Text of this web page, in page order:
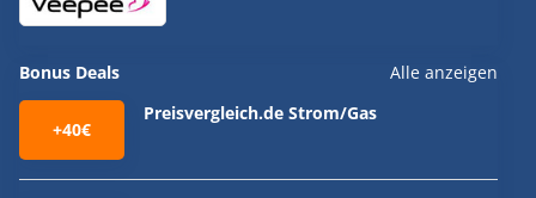
Bonus Deals Alle anzeigen
+40€
Preisvergleich.de Strom/Gas